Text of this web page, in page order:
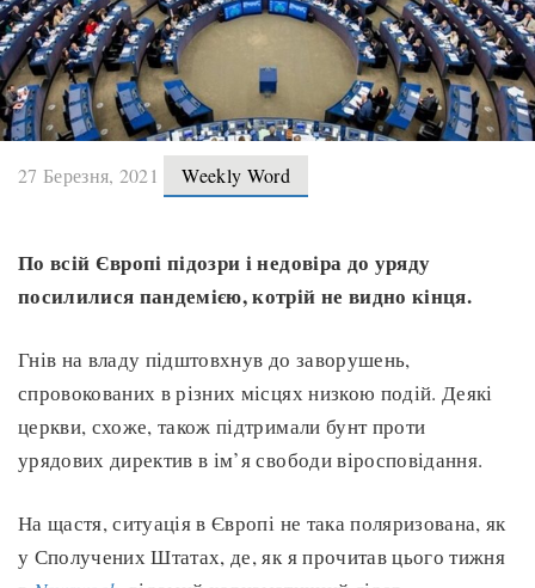
27 Березня, 2021 Weekly Word
По всій Європі підозри і недовіра до уряду
посилилися пандемією, котрій не видно кінця.
Гнів на владу підштовхнув до заворушень,
спровокованих в різних місцях низкою подій. Деякі
церкви, схоже, також підтримали бунт проти
урядових директив в ім’я свободи віросповідання.
На щастя, ситуація в Європі не така поляризована, як
у Сполучених Штатах, де, як я прочитав цього тижня